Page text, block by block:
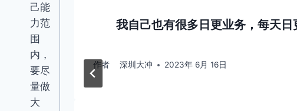
己能
力范
围
内，
要尽
量做
大
我自己也有很多日更业务，每天
作者 深圳大冲 2023年 6月 16日